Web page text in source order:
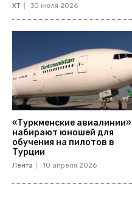
ХТ 30 июля 2026
«Туркменские авиалинии»
набирают юношей для
обучения на пилотов в
Турции
Лента 10 апреля 2026